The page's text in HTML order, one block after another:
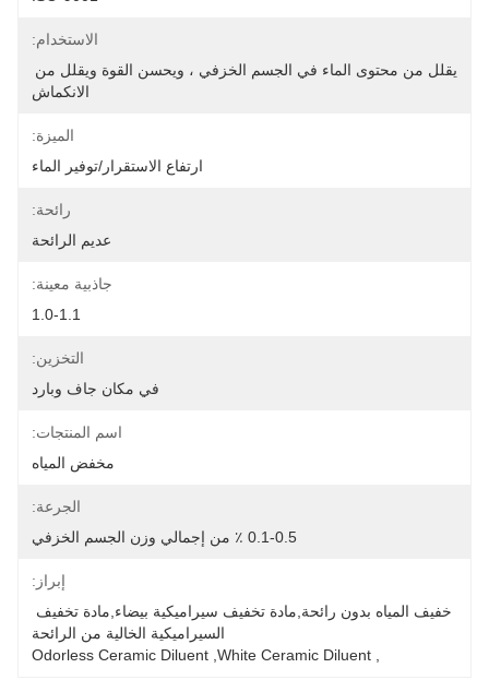
الاستخدام:
الانكماش
الميزة:
ارتفاع الاستقرار/توفير الماء
رائحة:
عديم الرائحة
جاذبية معينة:
1.0-1.1
التخزين:
في مكان جاف وبارد
اسم المنتجات:
مخفض المياه
الجرعة:
0.1-0.5 ٪ من إجمالي وزن الجسم الخزفي
إبراز:
السيراميكية الخالية من الرائحة
White Ceramic Diluent
Odorless Ceramic Diluent